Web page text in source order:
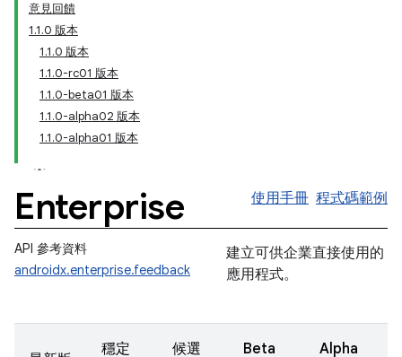
意見回饋
1.1.0 版本
1.1.0 版本
1.1.0-rc01 版本
1.1.0-beta01 版本
1.1.0-alpha02 版本
1.1.0-alpha01 版本
Enterprise 使用手冊 程式碼範例
API 參考資料
androidx.enterprise.feedback
建立可供企業直接使用的
應用程式。
穩定
候選
Beta
Alpha